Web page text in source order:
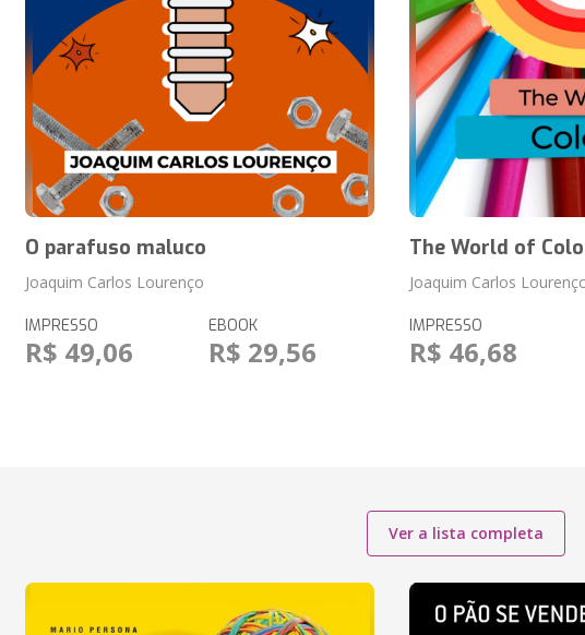
O parafuso maluco
Joaquim Carlos Lourenço
IMPRESSO
R$ 49,06
EBOOK
R$ 29,56
The World of
Joaquim Carlos
IMPRESSO
R$ 46,68
Ver a lista completa